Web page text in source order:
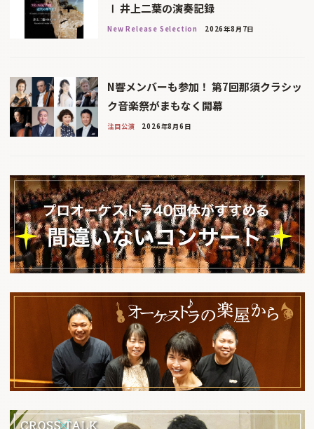
Ⅰ 井上二葉の演奏記録
New Release Selection 2026年8月7日
N響メンバーも参加！ 第7回那須クラシッ
ク音楽祭がまもなく開幕
注目公演 2026年8月6日